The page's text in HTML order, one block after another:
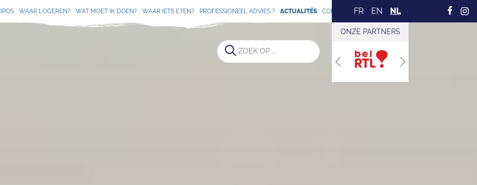
WAAR LOGEREN? WAT MOET IK DOEN? WAAR IETS ETEN? PROFESSIONEEL ADVIES ? ACTUALITÉS CONTACT FR EN NL
ONZE PARTNERS
Previous Next